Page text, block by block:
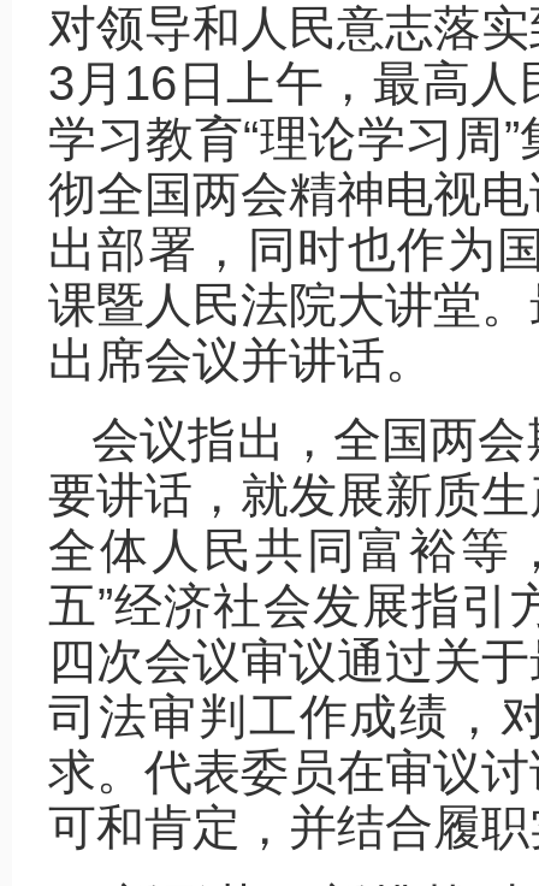
对领导和人民意志落
3月16日上午，最高
学习教育“理论学习周
彻全国两会精神电视
出部署，同时也作为
课暨人民法院大讲堂
出席会议并讲话。
会议指出，全国两
要讲话，就发展新质
全体人民共同富裕等
五”经济社会发展指引
四次会议审议通过关
司法审判工作成绩，
求。代表委员在审议
可和肯定，并结合履